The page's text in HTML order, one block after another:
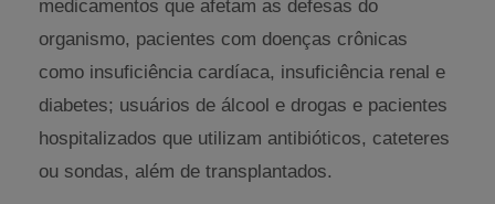
medicamentos que afetam as defesas do
organismo, pacientes com doenças crônicas
como insuficiência cardíaca, insuficiência renal e
diabetes; usuários de álcool e drogas e pacientes
hospitalizados que utilizam antibióticos, cateteres
ou sondas, além de transplantados.